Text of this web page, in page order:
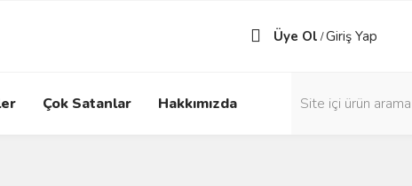
Üye Ol /Giriş Yap
Çok Satanlar Hakkımızda